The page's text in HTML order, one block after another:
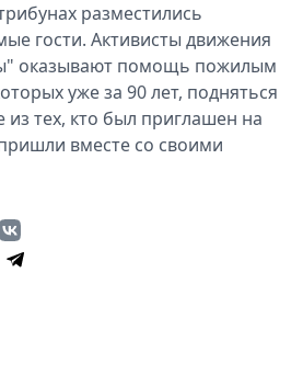
разместились
гости. Активисты движения
оказывают помощь пожилым
уже за 90 лет, подняться
тех, кто был приглашен на
вместе со своими